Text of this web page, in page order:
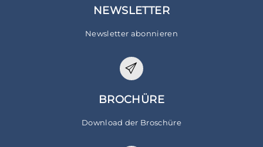
NEWSLETTER
Newsletter abonnieren
BROCHÜRE
Download der Broschüre